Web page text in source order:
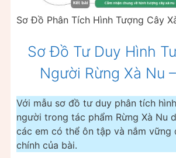
Sơ Đồ Phân Tích Hình Tượng Cây
Sơ Đồ Tư Duy Hình
Người Rừng Xà Nu
Với mẫu sơ đồ tư duy phân tích
người trong tác phẩm Rừng Xà Nu
các em có thể ôn tập và nắm vững
chính của bài.